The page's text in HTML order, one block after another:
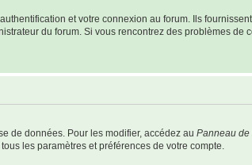
et votre connexion au forum. Ils
du forum. Si vous rencontrez des problèmes de
de données. Pour les modifier, accédez au Panneau de
les paramètres et préférences de votre compte.